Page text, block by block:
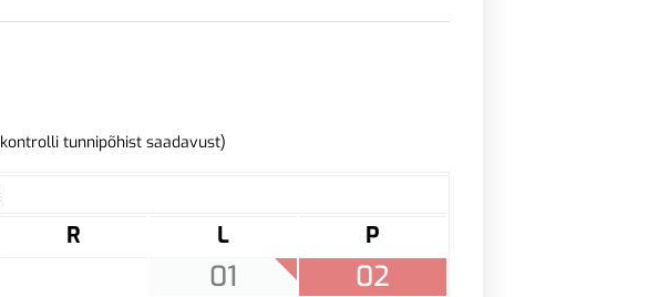
tunnipõhist saadavust)
R L P
01
02